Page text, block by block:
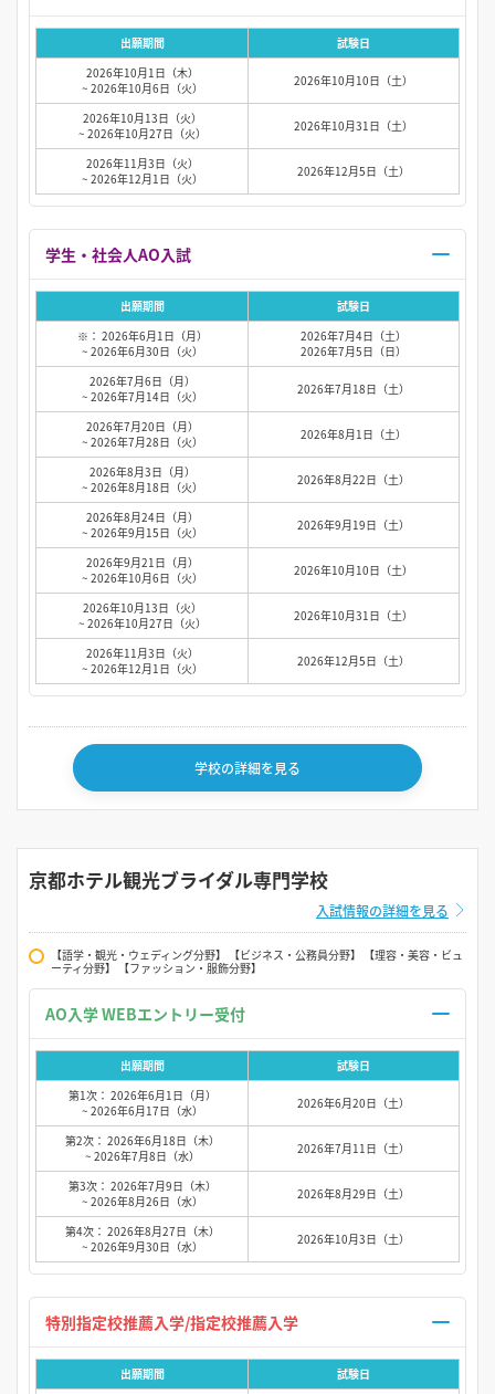
出願期間
試験日
2026年10月1日（木）
~ 2026年10月6日（火）
2026年10月10日（土）
2026年10月13日（火）
~ 2026年10月27日（火）
2026年10月31日（土）
2026年11月3日（火）
~ 2026年12月1日（火）
2026年12月5日（土）
出願期間
試験日
※： 2026年6月1日（月）
~ 2026年6月30日（火）
2026年7月4日（土）
2026年7月5日（日）
2026年7月6日（月）
~ 2026年7月14日（火）
2026年7月18日（土）
2026年7月20日（月）
~ 2026年7月28日（火）
2026年8月1日（土）
2026年8月3日（月）
~ 2026年8月18日（火）
2026年8月22日（土）
2026年8月24日（月）
~ 2026年9月15日（火）
2026年9月19日（土）
2026年9月21日（月）
~ 2026年10月6日（火）
2026年10月10日（土）
2026年10月13日（火）
~ 2026年10月27日（火）
2026年10月31日（土）
2026年11月3日（火）
~ 2026年12月1日（火）
2026年12月5日（土）
学校の詳細を見る
京都ホテル観光ブライダル専門学校
入試情報の詳細を見る
【語学・観光・ウェディング分野】 【ビジネス・公務員分野】 【理容・美容・ビュ
ーティ分野】 【ファッション・服飾分野】
出願期間
試験日
第1次： 2026年6月1日（月）
~ 2026年6月17日（水）
2026年6月20日（土）
第2次： 2026年6月18日（木）
~ 2026年7月8日（水）
2026年7月11日（土）
第3次： 2026年7月9日（木）
~ 2026年8月26日（水）
2026年8月29日（土）
第4次： 2026年8月27日（木）
~ 2026年9月30日（水）
2026年10月3日（土）
出願期間
試験日